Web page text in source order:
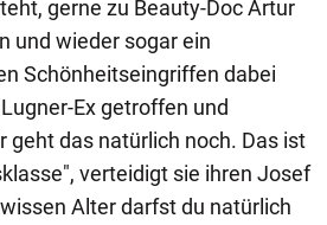
gerne zu Beauty-Doc Artur
und wieder sogar ein
Schönheitseingriffen dabei
Ex getroffen und
geht das natürlich noch. Das ist
verteidigt sie ihren Josef
Alter darfst du natürlich